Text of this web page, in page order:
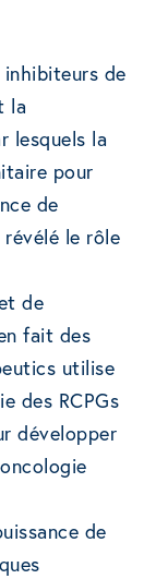
inhibiteurs de
la
lesquels la
pour
de
le rôle
de
fait des
utilise
des RCPGs
développer
de